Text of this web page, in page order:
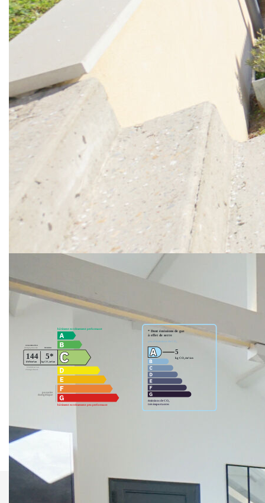
L'ensemble s'ouvre sur une agréable terrasse et son jardin.
À l'étage inférieur, un espace entièrement dédié aux enfants
propose une grande pièce palière desservant deux chambres
confortables, un dressing et une salle d'eau.
Enfin, les parents profiteront d'une superbe suite d'environ 60 m²
comprenant un espace bureau, une salle de bains et une
chambre de plus de 30 m² ouvrant sur un jardinet intimiste.
Possibilité d'une quatrième chambre.
L'ensemble est édifié sur un terrain de 418 m², avec un espace
de stationnement pouvant accueillir deux véhicules.
** €449 000 honoraires inclus hors honoraires| Honoraires : 4.42% TTC à la
Nos honoraires Nous contacter
Diagnostics énergétiques
Montant estimé des dépenses annuelles d'énergie pour un usage
standard entre 1950€ et 2710€. indexées aux années 2021,2022 et
Imprimer